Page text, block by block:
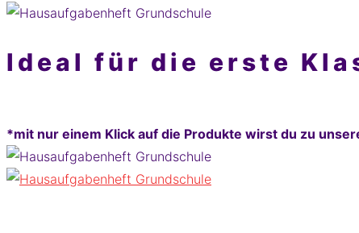
Ideal für die erste
*mit nur einem Klick auf die Produkte wirst du zu